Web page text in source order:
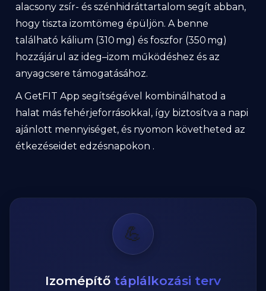
alacsony zsír- és szénhidráttartalom segít abban,
hogy tiszta izomtömeg épüljön. A benne
található kálium (310 mg) és foszfor (350 mg)
hozzájárul az ideg–izom működéshez és az
anyagcsere támogatásához.
A GetFIT App segítségével kombinálhatod a
halat más fehérjeforrásokkal, így biztosítva a napi
ajánlott mennyiséget, és nyomon követheted az
étkezéseidet edzésnapokon .
💪
Izomépítő táplálkozási terv